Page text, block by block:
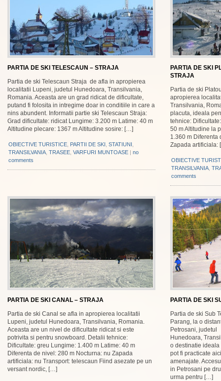
PARTIA DE SKI TELESCAUN – STRAJA
Partia de ski Telescaun Straja de afla in apropierea
localitatii Lupeni, judetul Hunedoara, Transilvania,
Romania. Aceasta are un grad ridicat de dificultate,
putand fi folosita in intregime doar in conditiile in care a
nins abundent. Informatii partie ski Telescaun Straja:
Grad dificultate: ridicat Lungime: 3.200 m Latime: 40 m
Altitudine plecare: 1367 m Altitudine sosire: […]
OBIECTIVE TURISTICE PARTII DE SKI STATIUNI
TRANSILVANIA TRASEE VARFURI MUNTOASE | no
comments
PARTIA DE SKI
STRAJA
Partia de ski
apropierea
Transilvania,
placuta, ideala
tehnice:
50 m Altitudine la
1.360 m Diferenta
Zapada artificiala:
OBIECTIVE
TRANSILVANIA
comments
PARTIA DE SKI CANAL – STRAJA
Partia de ski Canal se afla in apropierea localitatii
Lupeni, judetul Hunedoara, Transilvania, Romania.
Aceasta are un nivel de dificultate ridicat si este
potrivita si pentru snowboard. Detalii tehnice:
Dificultate: greu Lungime: 1.400 m Latime: 40 m
Diferenta de nivel: 280 m Nocturna: nu Zapada
artificiala: nu Transport: telescaun Fiind asezate pe un
versant nordic, […]
PARTIA DE SKI
Partia de ski Sub
Parang, la o
Petrosani, judetul
Hunedoara,
o destinatie
pot fi practicate
amenajate.
in Petrosani pe
urma pentru […]